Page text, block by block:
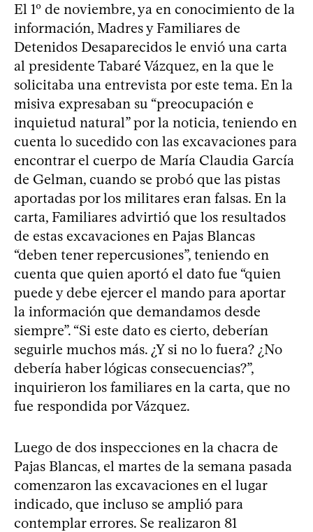
El 1º de noviembre, ya en conocimiento de la
información, Madres y Familiares de
Detenidos Desaparecidos le envió una carta
al presidente Tabaré Vázquez, en la que le
solicitaba una entrevista por este tema. En la
misiva expresaban su “preocupación e
inquietud natural” por la noticia, teniendo en
cuenta lo sucedido con las excavaciones para
encontrar el cuerpo de María Claudia García
de Gelman, cuando se probó que las pistas
aportadas por los militares eran falsas. En la
carta, Familiares advirtió que los resultados
de estas excavaciones en Pajas Blancas
“deben tener repercusiones”, teniendo en
cuenta que quien aportó el dato fue “quien
puede y debe ejercer el mando para aportar
la información que demandamos desde
siempre”. “Si este dato es cierto, deberían
seguirle muchos más. ¿Y si no lo fuera? ¿No
debería haber lógicas consecuencias?”,
inquirieron los familiares en la carta, que no
fue respondida por Vázquez.
Luego de dos inspecciones en la chacra de
Pajas Blancas, el martes de la semana pasada
comenzaron las excavaciones en el lugar
indicado, que incluso se amplió para
contemplar errores. Se realizaron 81